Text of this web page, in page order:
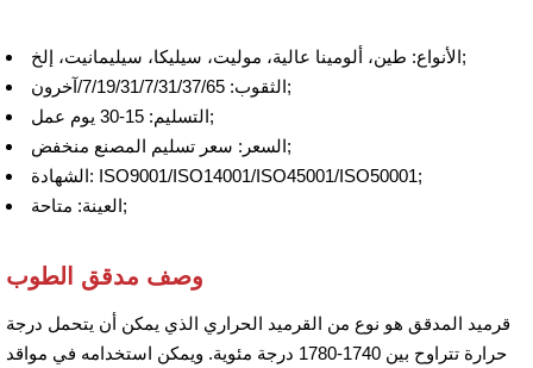
الأنواع: طين، ألومينا عالية، موليت، سيليكا، سيليمانيت، إلخ;
الثقوب: 7/19/31/7/31/37/65/آخرون;
التسليم: 15-30 يوم عمل;
السعر: سعر تسليم المصنع منخفض;
الشهادة: ISO9001/ISO14001/ISO45001/ISO50001;
العينة: متاحة;
وصف مدقق الطوب
قرميد المدقق هو نوع من القرميد الحراري الذي يمكن أن يتحمل درجة
حرارة تتراوح بين 1740-1780 درجة مئوية. ويمكن استخدامه في مواقد